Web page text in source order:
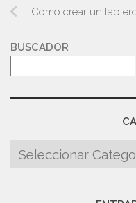
Cómo crear un
BUSCADOR